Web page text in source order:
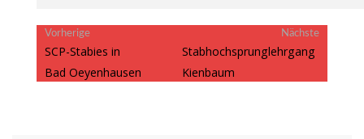
Beitragsnavigation
VorherigeVorheriger
Beitrag:
SCP-Stabies in
Bad Oeyenhausen
NächsteNächster
Stabhochsprunglehrgang
Kienbaum